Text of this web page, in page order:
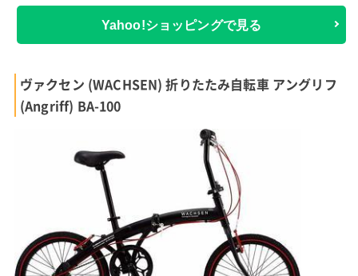
Yahoo!ショッピングで見る
ヴァクセン (WACHSEN) 折りたたみ自転車 アングリフ
(Angriff) BA-100